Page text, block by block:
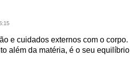
e cuidados externos com o corpo.
além da matéria, é o seu equilíbrio